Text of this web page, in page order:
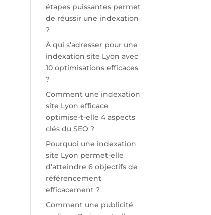
étapes puissantes permet
de réussir une indexation
?
À qui s’adresser pour une
indexation site Lyon avec
10 optimisations efficaces
?
Comment une indexation
site Lyon efficace
optimise-t-elle 4 aspects
clés du SEO ?
Pourquoi une indexation
site Lyon permet-elle
d’atteindre 6 objectifs de
référencement
efficacement ?
Comment une publicité